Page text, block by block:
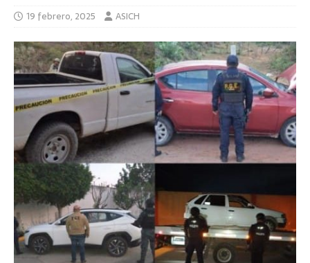
19 febrero, 2025 ASICH